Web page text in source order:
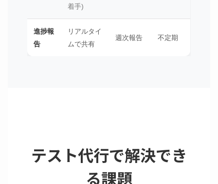
着手)
進捗報
告
リアルタイ
ムで共有
週次報告 不定期
テスト代行で解決でき
る課題